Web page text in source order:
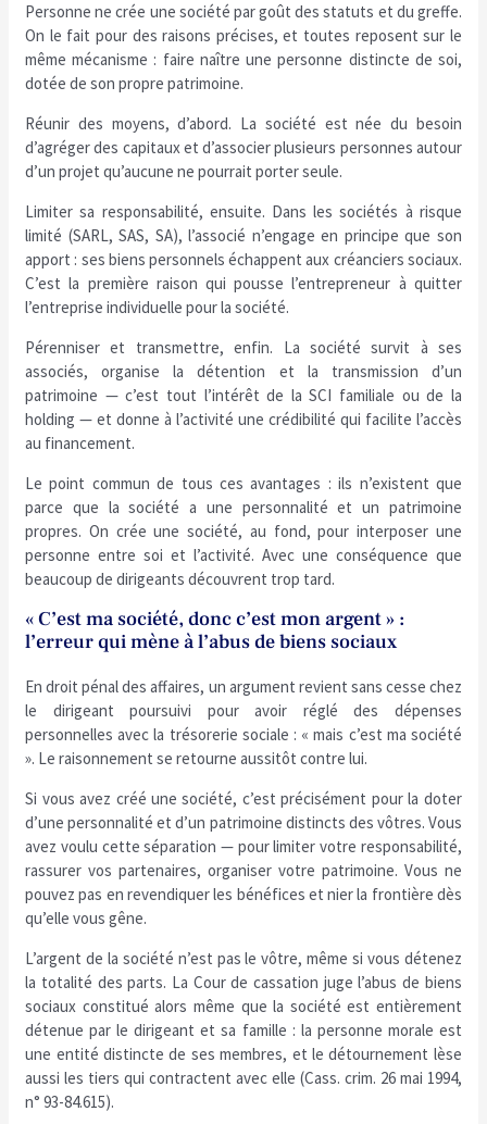
Personne ne crée une société par goût des statuts et du greffe.
On le fait pour des raisons précises, et toutes reposent sur le
même mécanisme : faire naître une personne distincte de soi,
dotée de son propre patrimoine.
Réunir des moyens, d’abord. La société est née du besoin
d’agréger des capitaux et d’associer plusieurs personnes autour
d’un projet qu’aucune ne pourrait porter seule.
Limiter sa responsabilité, ensuite. Dans les sociétés à risque
limité (SARL, SAS, SA), l’associé n’engage en principe que son
apport : ses biens personnels échappent aux créanciers sociaux.
C’est la première raison qui pousse l’entrepreneur à quitter
l’entreprise individuelle pour la société.
Pérenniser et transmettre, enfin. La société survit à ses
associés, organise la détention et la transmission d’un
patrimoine — c’est tout l’intérêt de la SCI familiale ou de la
holding — et donne à l’activité une crédibilité qui facilite l’accès
au financement.
Le point commun de tous ces avantages : ils n’existent que
parce que la société a une personnalité et un patrimoine
propres. On crée une société, au fond, pour interposer une
personne entre soi et l’activité. Avec une conséquence que
beaucoup de dirigeants découvrent trop tard.
« C’est ma société, donc c’est mon argent » :
l’erreur qui mène à l’abus de biens sociaux
En droit pénal des affaires, un argument revient sans cesse chez
le dirigeant poursuivi pour avoir réglé des dépenses
personnelles avec la trésorerie sociale : « mais c’est ma société
». Le raisonnement se retourne aussitôt contre lui.
Si vous avez créé une société, c’est précisément pour la doter
d’une personnalité et d’un patrimoine distincts des vôtres. Vous
avez voulu cette séparation — pour limiter votre responsabilité,
rassurer vos partenaires, organiser votre patrimoine. Vous ne
pouvez pas en revendiquer les bénéfices et nier la frontière dès
qu’elle vous gêne.
L’argent de la société n’est pas le vôtre, même si vous détenez
la totalité des parts. La Cour de cassation juge l’abus de biens
sociaux constitué alors même que la société est entièrement
détenue par le dirigeant et sa famille : la personne morale est
une entité distincte de ses membres, et le détournement lèse
aussi les tiers qui contractent avec elle (Cass. crim. 26 mai 1994,
n° 93-84.615).